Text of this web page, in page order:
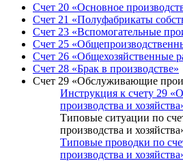
Счет 20 «Основное
Счет 21 «Полуфабрикаты
Счет 23 «Вспомогательные
Счет 25
Счет 26 «Общехозяйственные
Счет 28 «Брак в производстве»
Счет 29 «Обслуживающие
Инструкция к счету 29
производства и
Типовые ситуации по
производства и
Типовые проводки по
производства и